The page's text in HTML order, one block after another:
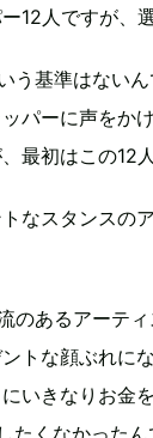
12人ですが、
う基準はない
パーに声をか
最初はこの12人
なスタンスの
のあるアーテ
トな顔ぶれに
いきなりお金
くなかったん